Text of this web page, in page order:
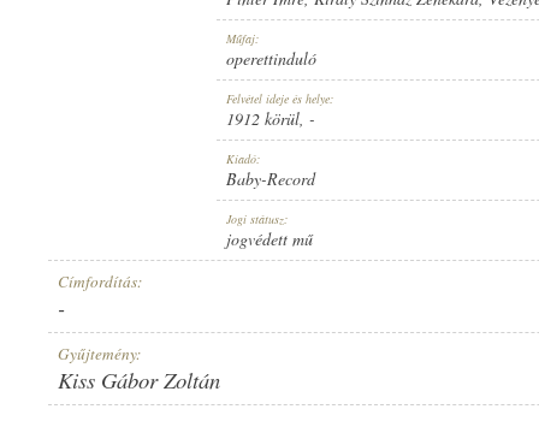
1912 KÖRÜL
LEMEZSZÁM: A. 5580.
Műfaj:
operettinduló
Felvétel ideje és helye:
1912 körül, -
Kiadó:
Baby-Record
Jogi státusz:
jogvédett mű
Címfordítás:
-
Gyűjtemény:
Kiss Gábor Zoltán